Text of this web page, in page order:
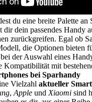
du eine breite Palette an
dir dein passendes Handy
zurückgreifen. Egal ob
die Optionen bieten
der Auswahl eines
Kompatibilität mit
bei Sparhandy
Vielzahl aktueller
, Apple und Xiaomi sind